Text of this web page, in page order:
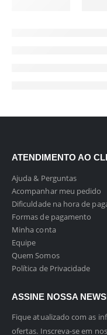
ATENDIMENTO AO
Ajuda & Perguntas
Acompanhar meu pedido
Dificuldade na hora de
Formas de pagamento
Minha conta
Equipe
Quem Somos
Política de Privacidade
ASSINE NOSSA
Fique atualizado com as
ofertas. Inscreva-se em